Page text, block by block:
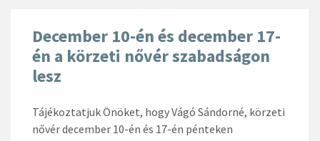
December 10-én és december 17-
én a körzeti nővér szabadságon
lesz
Tájékoztatjuk Önöket, hogy Vágó Sándorné, körzeti
nővér december 10-én és 17-én pénteken